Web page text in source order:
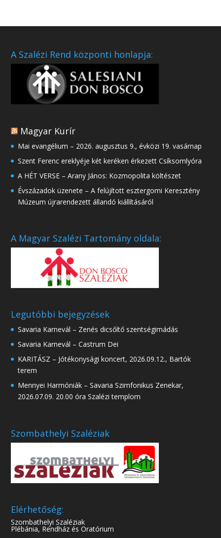
A Szalézi Rend központi honlapja:
Magyar Kurír
Mai evangélium – 2026. augusztus 9., évközi 19. vasárnap
Szent Ferenc ereklyéje két keréken érkezett Csíksomlyóra
A HÉT VERSE – Arany János: Kozmopolita költészet
Évszázadok üzenete – A felújított esztergomi Keresztény
Múzeum újrarendezett állandó kiállításáról
A Magyar Szalézi Tartomány oldala:
Legutóbbi bejegyzések
Savaria Karnevál – Zenés dicsőítő szentségimádás
Savaria Karnevál – Castrum Dei
KARITÁSZ – Jótékonysági koncert, 2026.09.12., Bartók
terem
Mennyei Harmóniák – Savaria Szimfonikus Zenekar,
2026.07.09. 20.00 óra Szalézi templom
Szombathelyi Szaléziak
Elérhetőség:
Szombathelyi Szaléziak
Plébánia, Rendház és Oratórium